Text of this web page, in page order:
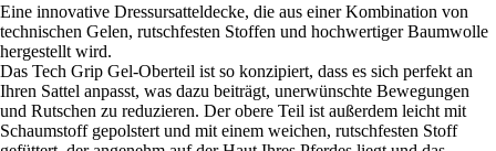
Eine innovative Dressursatteldecke, die aus einer Kombination von
technischen Gelen, rutschfesten Stoffen und hochwertiger Baumwolle
hergestellt wird.
Das Tech Grip Gel-Oberteil ist so konzipiert, dass es sich perfekt an
Ihren Sattel anpasst, was dazu beiträgt, unerwünschte Bewegungen
und Rutschen zu reduzieren. Der obere Teil ist außerdem leicht mit
Schaumstoff gepolstert und mit einem weichen, rutschfesten Stoff